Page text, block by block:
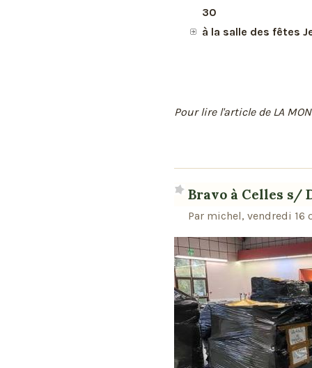
30
à la salle des fêtes
Pour lire l'article de LA
Bravo à Celles s/
Par michel, vendredi 16